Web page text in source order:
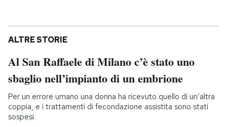
ALTRE STORIE
Al San Raffaele di Milano c’è stato uno
sbaglio nell’impianto di un embrione
Per un errore umano una donna ha ricevuto quello di un’altra
coppia, e i trattamenti di fecondazione assistita sono stati
sospesi